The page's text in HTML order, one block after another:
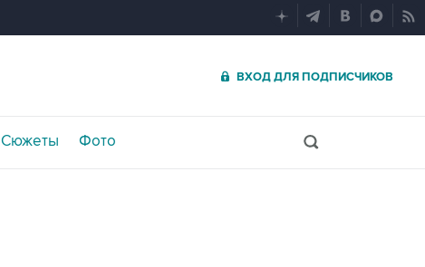
ВХОД ДЛЯ ПОДПИСЧИКОВ
Сюжеты Фото